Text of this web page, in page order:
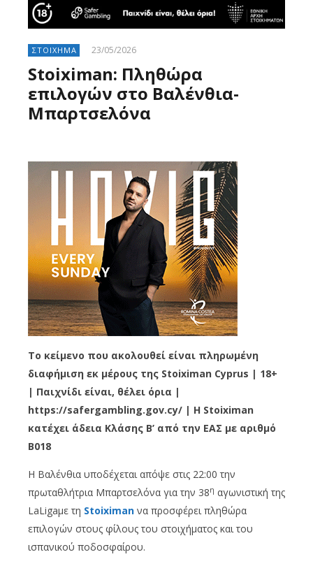
ΣΤΟΙΧΗΜΑ 23/05/2026
Stoiximan: Πληθώρα
επιλογών στο Βαλένθια-
Μπαρτσελόνα
Το κείμενο που ακολουθεί είναι πληρωμένη
διαφήμιση εκ μέρους της Stoiximan Cyprus | 18+
| Παιχνίδι είναι, θέλει όρια |
https://safergambling.gov.cy/ | Η Stoiximan
κατέχει άδεια Κλάσης Β’ από την ΕΑΣ με αριθμό
B018
Η Βαλένθια υποδέχεται απόψε στις 22:00 την
πρωταθλήτρια Μπαρτσελόνα για την 38η αγωνιστική της
LaLigaμε τη Stoiximan να προσφέρει πληθώρα
επιλογών στους φίλους του στοιχήματος και του
ισπανικού ποδοσφαίρου.